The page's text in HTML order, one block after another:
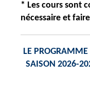
* Les cours sont
nécessaire et
LE
SAISON 2026-